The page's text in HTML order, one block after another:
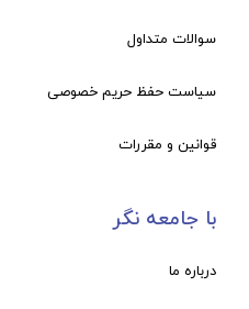
سوالات متداول
سیاست حفظ حریم خصوصی
قوانین و مقررات
با جامعه نگر
درباره ما